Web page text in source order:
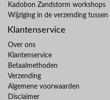
Kadobon Zandstorm workshops
Wijziging in de verzending
Klantenservice
Over ons
Klantenservice
Betaalmethoden
Verzending
Algemene voorwaarden
Disclaimer